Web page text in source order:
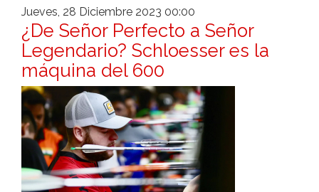
Jueves, 28 Diciembre 2023 00:00
¿De Señor Perfecto a Señor
Legendario? Schloesser es la
máquina del 600